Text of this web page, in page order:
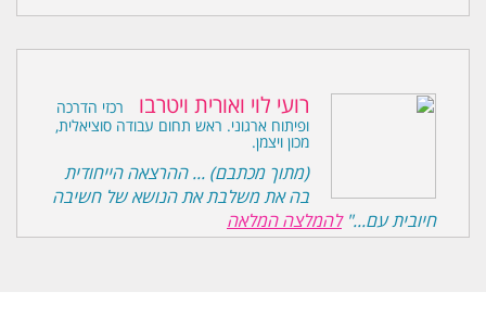
רועי לוי ואורית ויטרבו
רכזי הדרכה
ופיתוח ארגוני. ראש תחום עבודה סוציאלית,
מכון ויצמן.
(מתוך מכתבם) ... ההרצאה הייחודית
בה את משלבת את הנושא של חשיבה
חיובית עם..."להמלצה המלאה